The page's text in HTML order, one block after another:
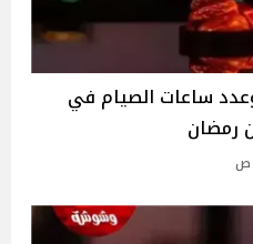
ساعات الصيام في
رمضان